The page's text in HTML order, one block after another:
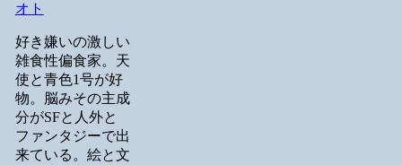
オト
好き嫌いの激しい
雑食性偏食家。天
使と青色1号が好
物。脳みその主成
分がSFと人外と
ファンタジーで出
来ている。絵と文